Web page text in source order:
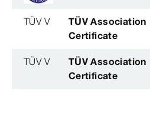
TÜV V
TÜV Association
Certificate
TÜV V
TÜV Association
Certificate